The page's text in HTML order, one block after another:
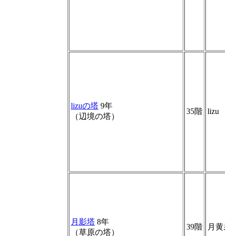
lizuの塔 9年
（辺境の塔）
35階 lizu
月影塔 8年
（草原の塔）
39階 月